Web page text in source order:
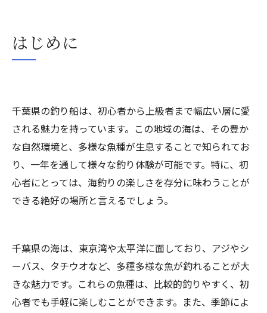
はじめに
千葉県の釣り船は、初心者から上級者まで幅広い層に愛
される魅力を持っています。この地域の海は、その豊か
な自然環境と、多様な魚種が生息することで知られてお
り、一年を通して様々な釣り体験が可能です。特に、初
心者にとっては、海釣りの楽しさを存分に味わうことが
できる絶好の場所と言えるでしょう。
千葉県の海は、東京湾や太平洋に面しており、アジやシ
ーバス、タチウオなど、多種多様な魚が釣れることが大
きな魅力です。これらの魚種は、比較的釣りやすく、初
心者でも手軽に楽しむことができます。また、季節によ